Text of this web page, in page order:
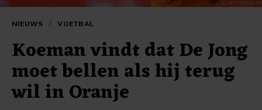
NIEUWS / VOETBAL
Koeman vindt dat De Jong
moet bellen als hij terug
wil in Oranje